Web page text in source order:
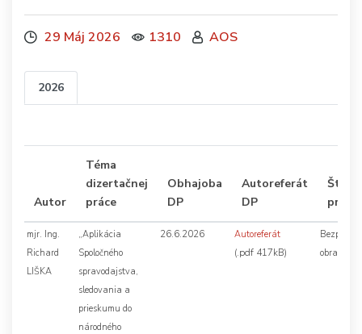
29 Máj 2026 1310 AOS
2026
Autor
Téma
dizertačnej
práce
Obhajoba
DP
Autoreferát
DP
mjr. Ing.
Richard
LIŠKA
„Aplikácia
Spoločného
spravodajstva,
sledovania a
prieskumu do
národného
26.6.2026 Autoreferát
(.pdf 417kB)
obrana